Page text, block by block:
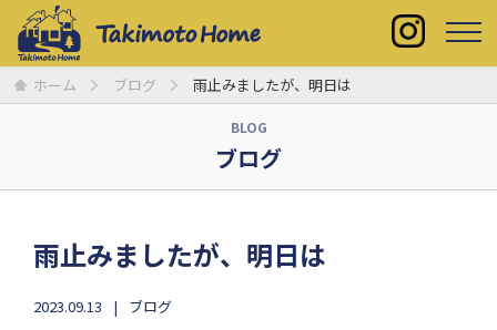
ホーム ブログ 雨止みましたが、明日は
BLOG
ブログ
雨止みましたが、明日は
2023.09.13 ブログ